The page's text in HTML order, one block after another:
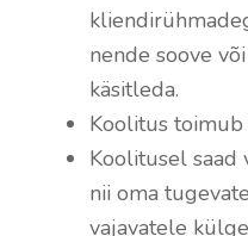
nende soove
käsitleda.
Koolitus
Koolitusel saad
nii oma
vajavatele